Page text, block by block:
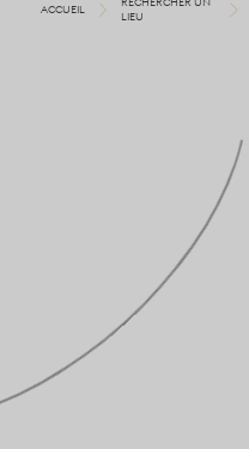
ACCUEIL
LIEU